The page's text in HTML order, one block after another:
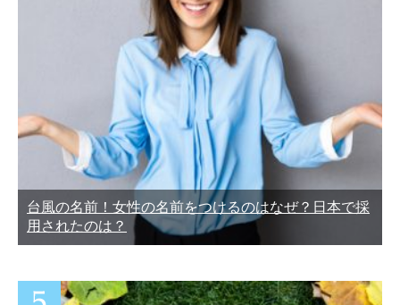
台風の名前！女性の名前をつけるのはなぜ？日本で採
用されたのは？